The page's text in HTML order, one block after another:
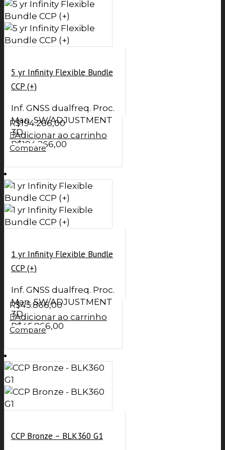
5 yr Infinity Flexible Bundle
CCP (+)
Inf. GNSS dualfreq. Proc.
Man. SW/ADJUSTMENT
3D
R$194.266,00
R$194.266,00
Adicionar ao carrinho
Compare
1 yr Infinity Flexible Bundle
CCP (+)
Inf. GNSS dualfreq. Proc.
Man. SW/ADJUSTMENT
3D
R$45.866,00
R$45.866,00
Adicionar ao carrinho
Compare
CCP Bronze – BLK360 G1